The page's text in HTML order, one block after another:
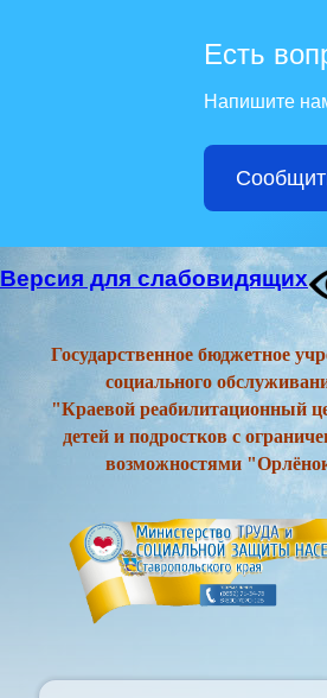
Есть
Напишите
Версия для слабовидящих
Государственное бюджетное
социального
"Краевой реабилитационный
детей и подростков с
возможностями